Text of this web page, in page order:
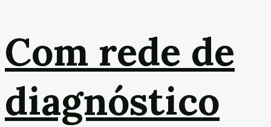
Com rede de
diagnóstico